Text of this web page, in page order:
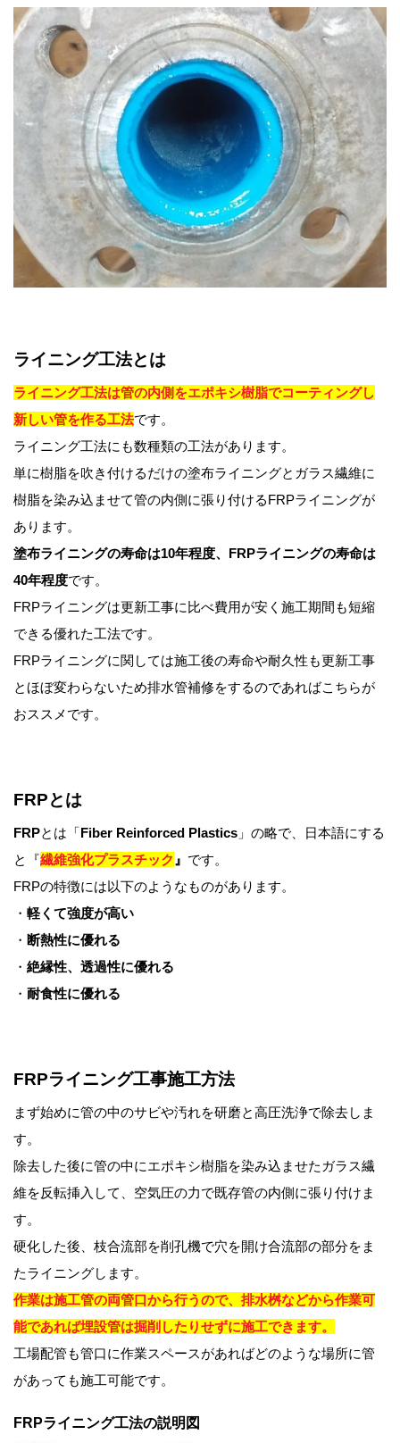
ライニング工法とは
ライニング工法は管の内側をエポキシ樹脂でコーティングし
新しい管を作る工法です。
ライニング工法にも数種類の工法があります。
単に樹脂を吹き付けるだけの塗布ライニングとガラス繊維に
樹脂を染み込ませて管の内側に張り付けるFRPライニングが
あります。
塗布ライニングの寿命は10年程度、FRPライニングの寿命は
40年程度です。
FRPライニングは更新工事に比べ費用が安く施工期間も短縮
できる優れた工法です。
FRPライニングに関しては施工後の寿命や耐久性も更新工事
とほぼ変わらないため排水管補修をするのであればこちらが
おススメです。
FRPとは
FRPとは「Fiber Reinforced Plastics 」の略で、日本語にする
と『繊維強化プラスチック 』 です。
FRPの特徴には以下のようなものがあります。
・ 軽くて強度が高い
・ 断熱性に優れる
・ 絶縁性、透過性に優れる
・ 耐食性に優れる
FRPライニング工事施工方法
まず始めに管の中のサビや汚れを研磨と高圧洗浄で除去しま
す。
除去した後に管の中にエポキシ樹脂を染み込ませたガラス繊
維を反転挿入して、空気圧の力で既存管の内側に張り付けま
す。
硬化した後、枝合流部を削孔機で穴を開け合流部の部分をま
たライニングします。
作業は施工管の両管口から行うので、排水桝などから作業可
能であれば埋設管は掘削したりせずに施工できます。
工場配管も管口に作業スペースがあればどのような場所に管
があっても施工可能です。
FRPライニング工法の説明図